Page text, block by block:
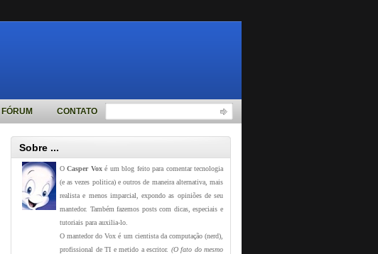
FÓRUM CONTATO
Sobre ...
OCasper Voxé um blog feito para comentar tecnologia
(e as vezes politica) e outros de maneira alternativa, mais
realista e menos imparcial, expondo as opiniões de seu
mantedor. Também fazemos posts com dicas, especiais e
tutoriais para auxilia-lo.
O mantedor do Vox é um cientista da computação (nerd),
profissional de TI e metido a escritor. (O fato do mesmo